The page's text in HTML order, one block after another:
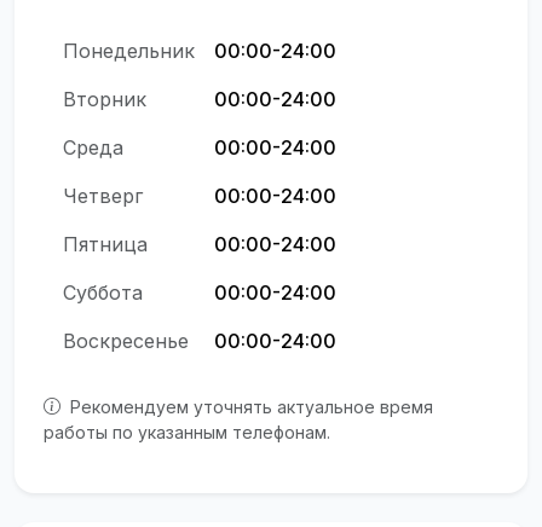
Понедельник
00:00-24:00
Вторник
00:00-24:00
Среда
00:00-24:00
Четверг
00:00-24:00
Пятница
00:00-24:00
Суббота
00:00-24:00
Воскресенье
00:00-24:00
Рекомендуем уточнять актуальное время
работы по указанным телефонам.